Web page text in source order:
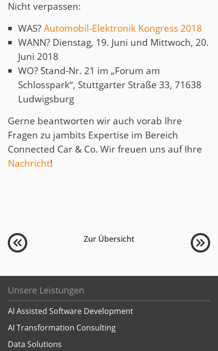
Nicht verpassen:
WAS?Automobil-Elektronik Kongress 2018
WANN? Dienstag, 19. Juni und Mittwoch, 20.
Juni 2018
WO? Stand-Nr. 21 im „Forum am
Schlosspark“, Stuttgarter Straße 33, 71638
Ludwigsburg
Gerne beantworten wir auch vorab Ihre
Fragen zu jambits Expertise im Bereich
Connected Car & Co. Wir freuen uns auf Ihre
Nachricht!
Zur Übersicht
Unsere Leistungen
AI Assisted Software Development
AI Transformation Consulting
Data Solutions